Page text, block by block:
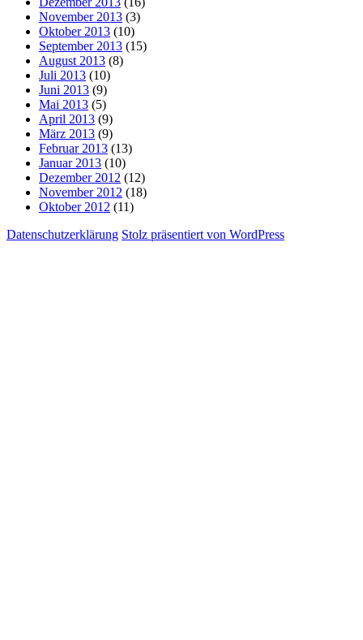
November 2013 (3)
Oktober 2013 (10)
September 2013 (15)
August 2013 (8)
Juli 2013 (10)
Juni 2013 (9)
Mai 2013 (5)
April 2013 (9)
März 2013 (9)
Februar 2013 (13)
Januar 2013 (10)
Dezember 2012 (12)
November 2012 (18)
Oktober 2012 (11)
Datenschutzerklärung Stolz präsentiert von WordPress